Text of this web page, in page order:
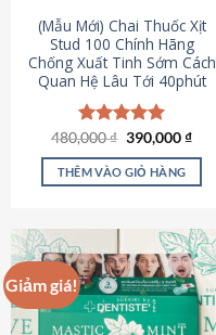
được
chọn
trên
trang
sản
phẩm
(Mẫu Mới) Chai Thuốc Xịt
Stud 100 Chính Hãng
Chống Xuất Tinh Sớm Cách
Quan Hệ Lâu Tới 40phút
Được xếp
hạng5.00
5 sao
480,000₫ Giá
là:
480,000 ₫.
390,000₫Giá
tại
THÊM VÀO GIỎ HÀNG
Giảm giá!